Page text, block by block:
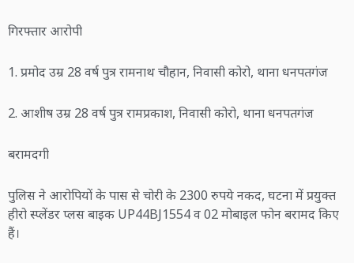
गिरफ्तार आरोपी
1. प्रमोद उम्र 28 वर्ष पुत्र रामनाथ चौहान, निवासी कोरो, थाना धनपतगंज
2. आशीष उम्र 28 वर्ष पुत्र रामप्रकाश, निवासी कोरो, थाना धनपतगंज
बरामदगी
पुलिस ने आरोपियों के पास से चोरी के 2300 रुपये नकद, घटना में प्रयुक्त
हीरो स्प्लेंडर प्लस बाइक UP44BJ1554 व 02 मोबाइल फोन बरामद किए
हैं।